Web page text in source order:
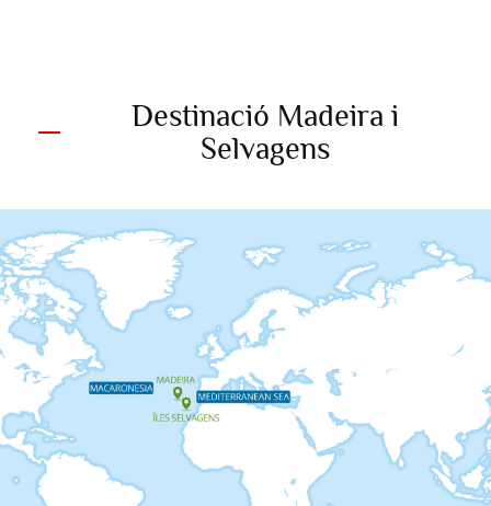
Destinació Madeira i
Selvagens